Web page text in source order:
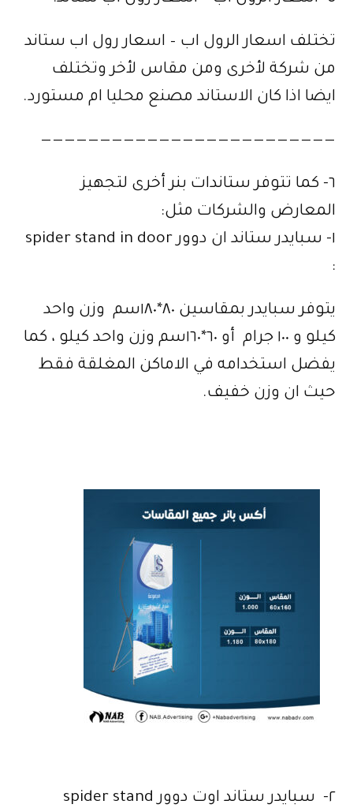
تختلف اسعار الرول اب – اسعار رول اب ستاند
من شركة لأخرى ومن مقاس لأخر وتختلف
ايضا اذا كان الاستاند مصنع محليا ام مستورد.
—————————————————————————
٦- كما تتوفر ستاندات بنر أخرى لتجهيز
المعارض والشركات مثل:
١- سبايدر ستاند ان دوور spider stand in door
:
يتوفر سبايدر بمقاسين ٨٠*١٨٠سم وزن واحد
كيلو و ١٠٠ جرام أو ٦٠*١٦٠سم وزن واحد كيلو ، كما
يفضل استخدامه في الاماكن المغلقة فقط
حيث ان وزن خفيف.
٢- سبايدر ستاند اوت دوور spider stand